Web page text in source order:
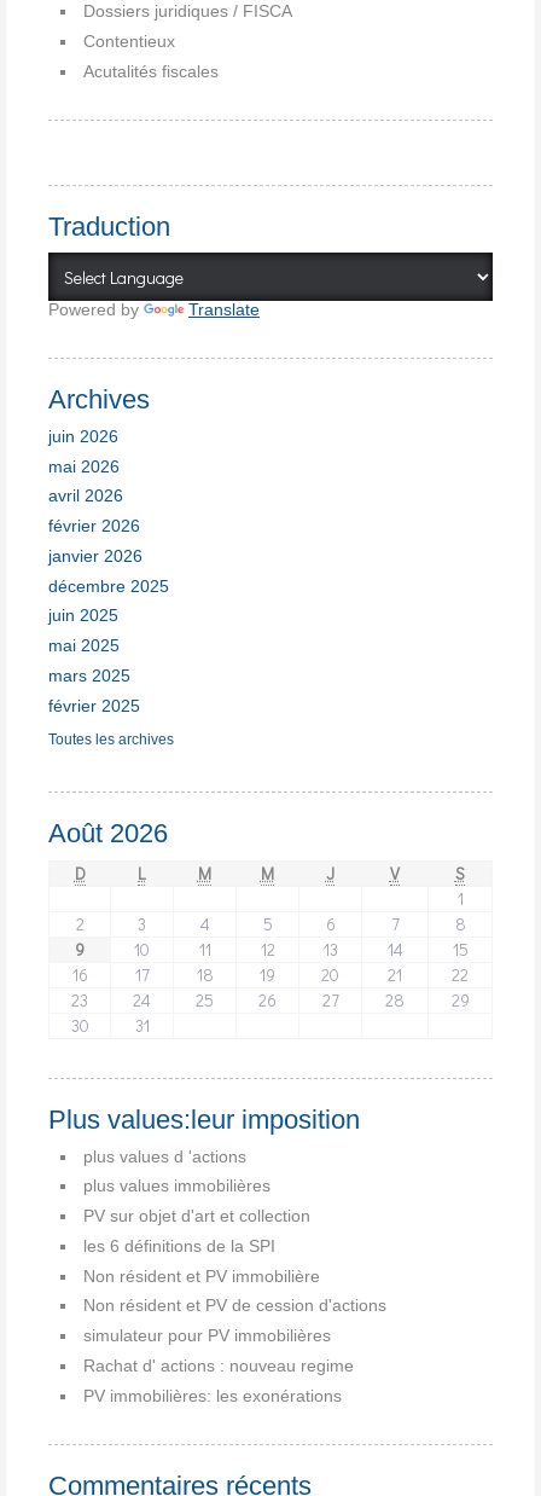
Dossiers juridiques / FISCA
Contentieux
Acutalités fiscales
Traduction
Powered by Translate
Archives
juin 2026
mai 2026
avril 2026
février 2026
janvier 2026
décembre 2025
juin 2025
mai 2025
mars 2025
février 2025
Toutes les archives
Août 2026
D L M M J V
S
1
2
3 4 5 6 7
8
9
10 11 12 13 14
15
16
17 18 19 20 21
22
23
24 25 26 27 28
29
30
31
Plus values:leur imposition
plus values d 'actions
plus values immobilières
PV sur objet d'art et collection
les 6 définitions de la SPI
Non résident et PV immobilière
Non résident et PV de cession d'actions
simulateur pour PV immobilières
Rachat d' actions : nouveau regime
PV immobilières: les exonérations
Commentaires récents